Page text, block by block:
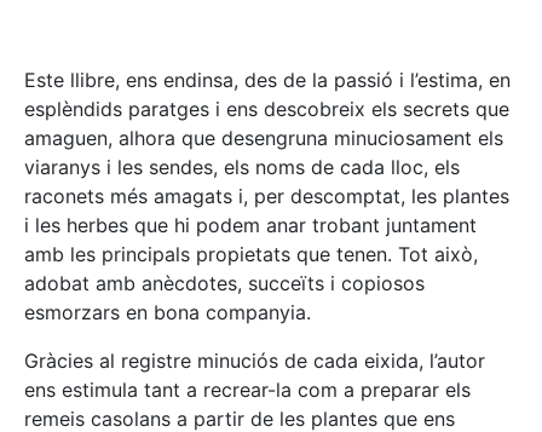
Este llibre, ens endinsa, des de la passió i l’estima, en
esplèndids paratges i ens descobreix els secrets que
amaguen, alhora que desengruna minuciosament els
viaranys i les sendes, els noms de cada lloc, els
raconets més amagats i, per descomptat, les plantes
i les herbes que hi podem anar trobant juntament
amb les principals propietats que tenen. Tot això,
adobat amb anècdotes, succeïts i copiosos
esmorzars en bona companyia.
Gràcies al registre minuciós de cada eixida, l’autor
ens estimula tant a recrear-la com a preparar els
remeis casolans a partir de les plantes que ens